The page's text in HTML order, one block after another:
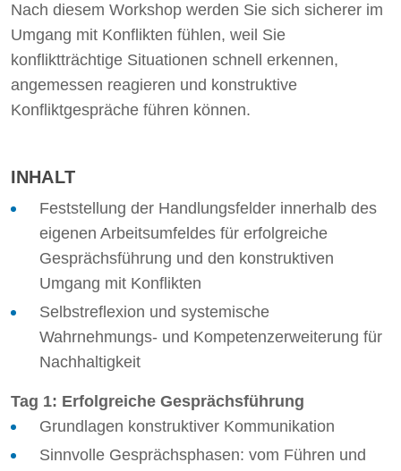
Nach diesem Workshop werden Sie sich sicherer im
Umgang mit Konflikten fühlen, weil Sie
konfliktträchtige Situationen schnell erkennen,
angemessen reagieren und konstruktive
Konfliktgespräche führen können.
INHALT
Feststellung der Handlungsfelder innerhalb des
eigenen Arbeitsumfeldes für erfolgreiche
Gesprächsführung und den konstruktiven
Umgang mit Konflikten
Selbstreflexion und systemische
Wahrnehmungs- und Kompetenzerweiterung für
Nachhaltigkeit
Tag 1: Erfolgreiche Gesprächsführung
Grundlagen konstruktiver Kommunikation
Sinnvolle Gesprächsphasen: vom Führen und